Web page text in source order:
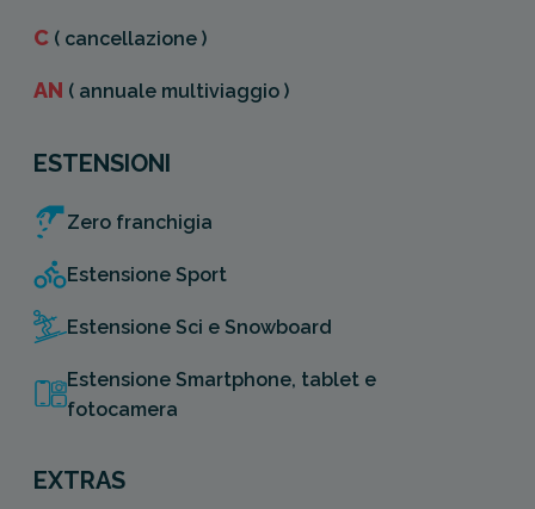
C ( cancellazione )
AN ( annuale multiviaggio )
ESTENSIONI
Zero franchigia
Estensione Sport
Estensione Sci e Snowboard
Estensione Smartphone, tablet e
fotocamera
EXTRAS